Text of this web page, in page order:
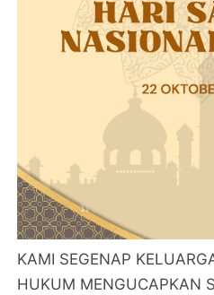
KAMI SEGENAP
HUKUM MENGUCAPKAN